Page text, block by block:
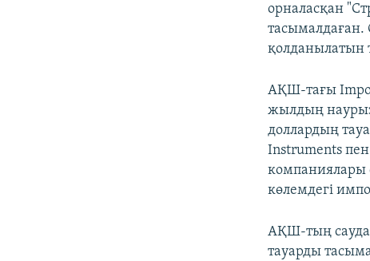
орналасқан
қолданылатын
АҚШ-тағы
жылдың
доллардың
Instruments
компаниялары
көлемдегі
АҚШ-тың сауда
тауарды